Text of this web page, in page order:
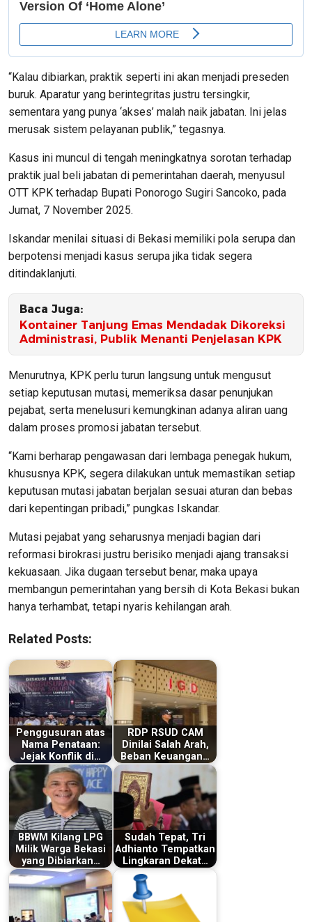
“Kalau dibiarkan, praktik seperti ini akan menjadi preseden
buruk. Aparatur yang berintegritas justru tersingkir,
sementara yang punya ‘akses’ malah naik jabatan. Ini jelas
merusak sistem pelayanan publik,” tegasnya.
Kasus ini muncul di tengah meningkatnya sorotan terhadap
praktik jual beli jabatan di pemerintahan daerah, menyusul
OTT KPK terhadap Bupati Ponorogo Sugiri Sancoko, pada
Jumat, 7 November 2025.
Iskandar menilai situasi di Bekasi memiliki pola serupa dan
berpotensi menjadi kasus serupa jika tidak segera
ditindaklanjuti.
Baca Juga:
Kontainer Tanjung Emas Mendadak Dikoreksi
Administrasi, Publik Menanti Penjelasan KPK
Menurutnya, KPK perlu turun langsung untuk mengusut
setiap keputusan mutasi, memeriksa dasar penunjukan
pejabat, serta menelusuri kemungkinan adanya aliran uang
dalam proses promosi jabatan tersebut.
“Kami berharap pengawasan dari lembaga penegak hukum,
khususnya KPK, segera dilakukan untuk memastikan setiap
keputusan mutasi jabatan berjalan sesuai aturan dan bebas
dari kepentingan pribadi,” pungkas Iskandar.
Mutasi pejabat yang seharusnya menjadi bagian dari
reformasi birokrasi justru berisiko menjadi ajang transaksi
kekuasaan. Jika dugaan tersebut benar, maka upaya
membangun pemerintahan yang bersih di Kota Bekasi bukan
hanya terhambat, tetapi nyaris kehilangan arah.
Related Posts:
Penggusuran atas
Nama Penataan:
Jejak Konflik di…
RDP RSUD CAM
Dinilai Salah Arah,
Beban Keuangan…
BBWM Kilang LPG
Milik Warga Bekasi
yang Dibiarkan…
Sudah Tepat, Tri
Adhianto Tempatkan
Lingkaran Dekat…